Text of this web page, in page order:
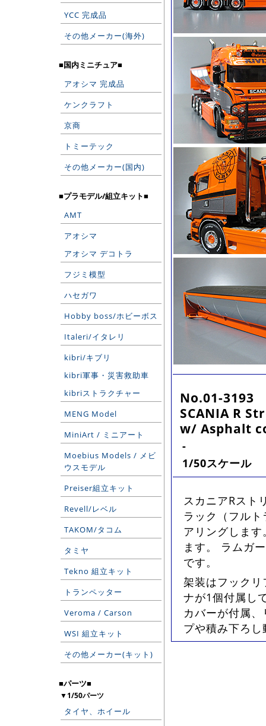
YCC 完成品
その他メーカー(海外)
■国内ミニチュア■
アオシマ 完成品
ケンクラフト
京商
トミーテック
その他メーカー(国内)
■プラモデル/組立キット■
AMT
アオシマ
アオシマ デコトラ
フジミ模型
ハセガワ
Hobby boss/ホビーボス
Italeri/イタレリ
kibri/キブリ
kibri軍事・災害救助車
kibriストラクチャー
MENG Model
MiniArt / ミニアート
Moebius Models / メビ
ウスモデル
Preiser組立キット
Revell/レベル
TAKOM/タコム
タミヤ
Tekno 組立キット
トランペッター
Veroma / Carson
WSI 組立キット
その他メーカー(キット)
■パーツ■
▼1/50パーツ
タイヤ、ホイール
No.01-3193
SCANIA R
w/ Asphalt
-
1/50スケール
スカニアRスト
ラック（フル
アリングしま
ます。 ラムガ
です。
架装はフック
ナが1個付属し
カバーが付属
プや積み下ろ